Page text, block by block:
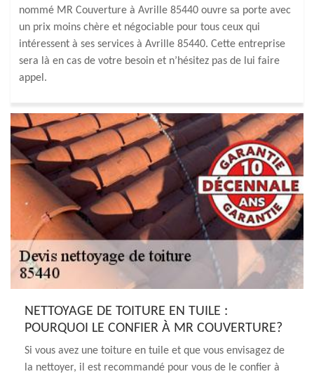
nommé MR Couverture à Avrille 85440 ouvre sa porte avec
un prix moins chère et négociable pour tous ceux qui
intéressent à ses services à Avrille 85440. Cette entreprise
sera là en cas de votre besoin et n’hésitez pas de lui faire
appel.
NETTOYAGE DE TOITURE EN TUILE :
POURQUOI LE CONFIER À MR COUVERTURE?
Si vous avez une toiture en tuile et que vous envisagez de
la nettoyer, il est recommandé pour vous de le confier à